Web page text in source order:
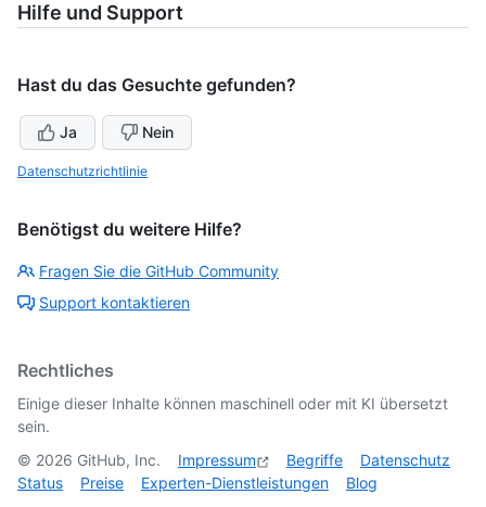
Hilfe und Support
Hast du das Gesuchte gefunden?
Ja Nein
Datenschutzrichtlinie
Benötigst du weitere Hilfe?
Fragen Sie die GitHub Community
Support kontaktieren
Rechtliches
Einige dieser Inhalte können maschinell oder mit KI übersetzt
sein.
© 2026 GitHub, Inc. Impressum Begriffe
Datenschutz
Status
Preise Experten-Dienstleistungen Blog